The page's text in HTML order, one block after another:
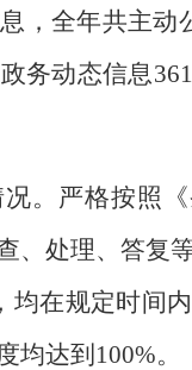
，全年共主动
政务动态信息361
。 严格按照
、处理、答复
均在规定时间
均达到 100%。